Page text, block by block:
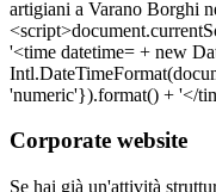
Corporate website
Se hai già un'attività